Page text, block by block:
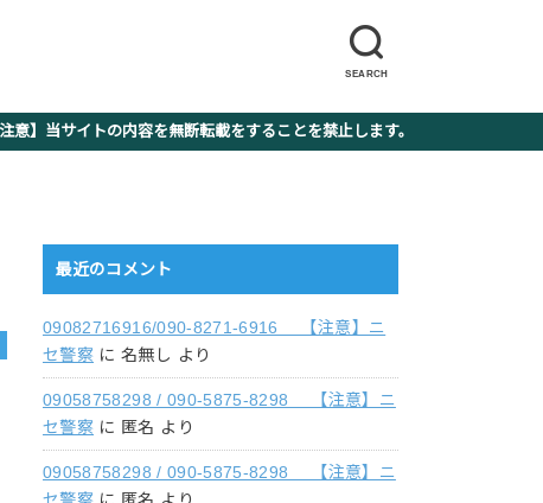
SEARCH
当サイトの内容を無断転載をすることを禁止します。
最近のコメント
09082716916/090-8271-6916 【注意】ニ
セ警察 に名無し より
09058758298 / 090-5875-8298 【注意】ニ
セ警察 に 匿名 より
09058758298 / 090-5875-8298 【注意】ニ